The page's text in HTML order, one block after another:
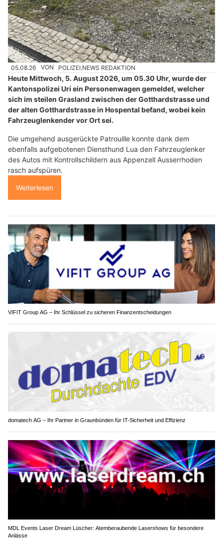
05.08.26 VON POLIZEI.NEWS REDAKTION
Heute Mittwoch, 5. August 2026, um 05.30 Uhr, wurde der
Kantonspolizei Uri ein Personenwagen gemeldet, welcher
sich im steilen Grasland zwischen der Gotthardstrasse und
der alten Gotthardstrasse in Hospental befand, wobei kein
Fahrzeuglenkender vor Ort sei.
Die umgehend ausgerückte Patrouille konnte dank dem
ebenfalls aufgebotenen Diensthund Lua den Fahrzeuglenker
des Autos mit Kontrollschildern aus Appenzell Ausserrhoden
rasch aufspüren.
Weiterlesen
VIFIT Group AG – Ihr Schlüssel zu sicheren Finanzentscheidungen
domatech AG – Ihr Partner in Graunbünden für IT-Sicherheit und Effizienz
MDL Events Laser Dream Lüscher: Atemberaubende Lasershows für besondere
Anlässe